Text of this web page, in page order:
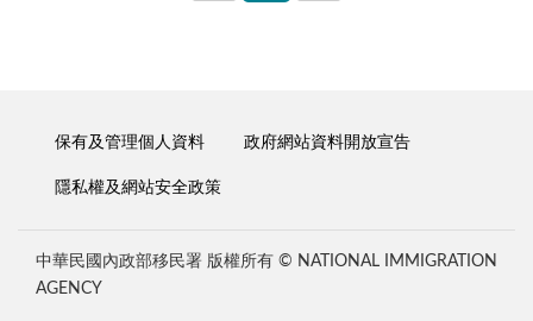
保有及管理個人資料 政府網站資料開放宣告
隱私權及網站安全政策
中華民國內政部移民署 版權所有 © NATIONAL IMMIGRATION
AGENCY